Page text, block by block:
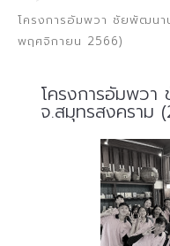
โครงการอัมพวา ชัยพัฒนา
พฤศจิกายน 2566)
โครงการอัมพว
จ.สมุทรสงคราม